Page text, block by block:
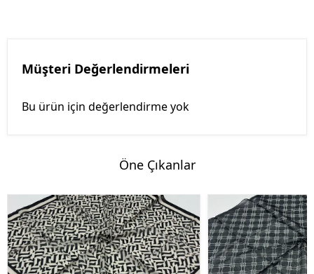
Müşteri Değerlendirmeleri
Bu ürün için değerlendirme yok
Öne Çıkanlar